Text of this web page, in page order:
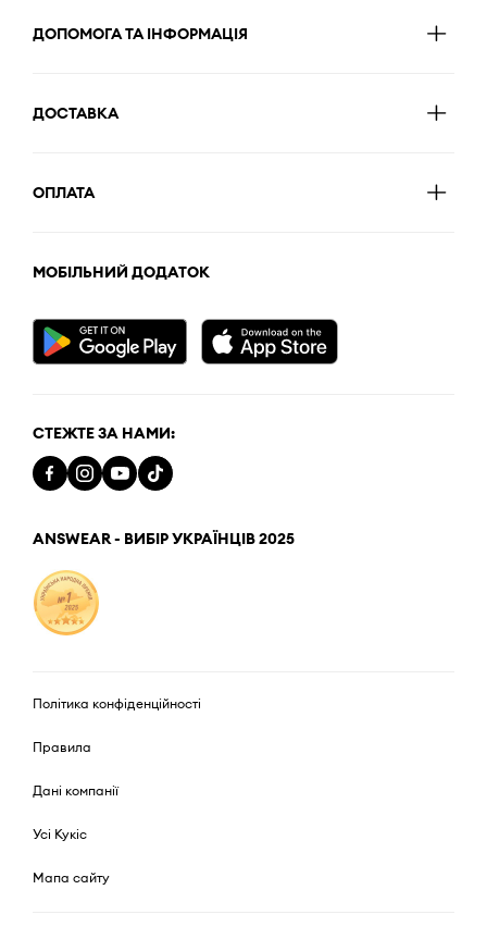
ДОПОМОГА ТА ІНФОРМАЦІЯ
ДОСТАВКА
ОПЛАТА
МОБІЛЬНИЙ ДОДАТОК
СТЕЖТЕ ЗА НАМИ:
ANSWEAR - ВИБІР УКРАЇНЦІВ 2025
Політика конфіденційності
Правила
Дані компанії
Усі Кукіс
Мапа сайту